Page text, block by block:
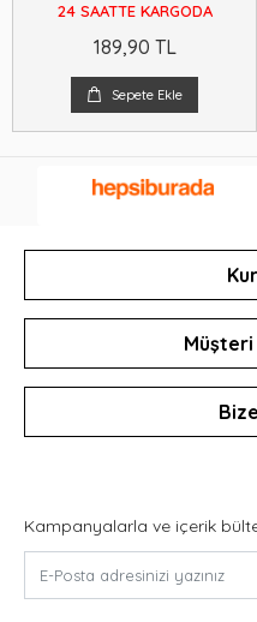
24 SAATTE KARGODA
189,90 TL
Sepete Ekle
Kampanyalarla ve içerik